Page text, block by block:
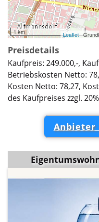
1 km Leaflet|
Preisdetails
Kaufpreis: 249.000,-,
Betriebskosten Netto:
Kosten Netto: 78,27,
des Kaufpreises zzgl.